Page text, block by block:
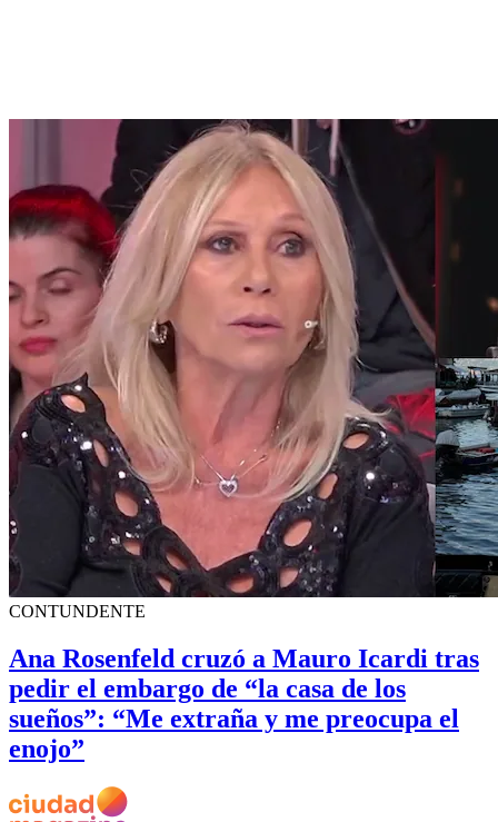
CONTUNDENTE
Ana Rosenfeld cruzó a Mauro Icardi tras
pedir el embargo de “la casa de los
sueños”: “Me extraña y me preocupa el
enojo”